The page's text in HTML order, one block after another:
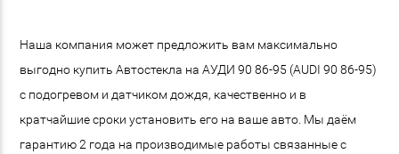
Наша компания может предложить вам максимально
выгодно купить Автостекла на АУДИ 90 86-95 (AUDI 90 86-95)
с подогревом и датчиком дождя, качественно и в
кратчайшие сроки установить его на ваше авто. Мы даём
гарантию 2 года на производимые работы связанные с